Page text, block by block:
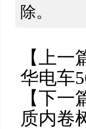
除。
【上一
华电车
【下一
质内卷